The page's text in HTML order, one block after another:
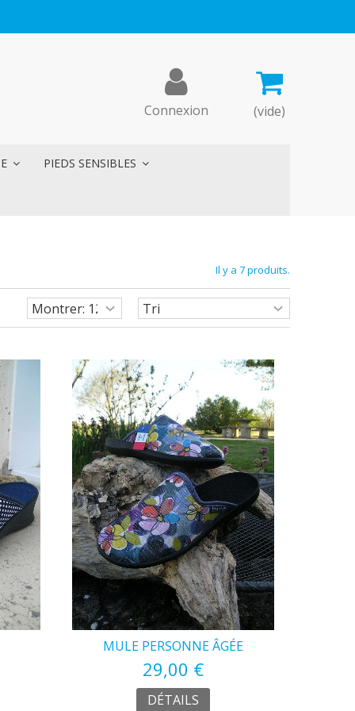
(vide)
Connexion
PIEDS SENSIBLES
Il y a 7 produits.
MULE PERSONNE ÂGÉE
29,00 €
DÉTAILS